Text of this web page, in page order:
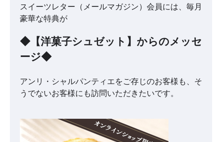
スイーツレター（メールマガジン）会員には、毎月
豪華な特典が
◆【洋菓子シュゼット】からのメッセ
ージ◆
アンリ・シャルパンティエをご存じのお客様も、そ
うでないお客様にも訪問いただきたいです。